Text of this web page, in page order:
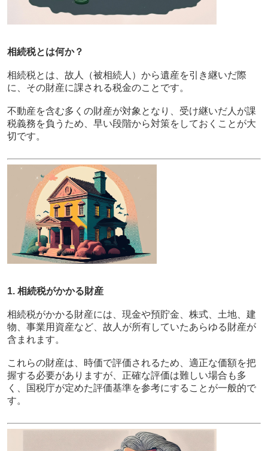
相続税とは何か？
相続税とは、故人（被相続人）から遺産を引き継いだ際
に、その財産に課される税金のことです。
不動産を含む多くの財産が対象となり、受け継いだ人が課
税義務を負うため、早い段階から対策をしておくことが大
切です。
1. 相続税がかかる財産
相続税がかかる財産には、現金や預貯金、株式、土地、建
物、事業用資産など、故人が所有していたあらゆる財産が
含まれます。
これらの財産は、時価で評価されるため、適正な価額を把
握する必要がありますが、正確な評価は難しい場合も多
く、国税庁が定めた評価基準を参考にすることが一般的で
す。